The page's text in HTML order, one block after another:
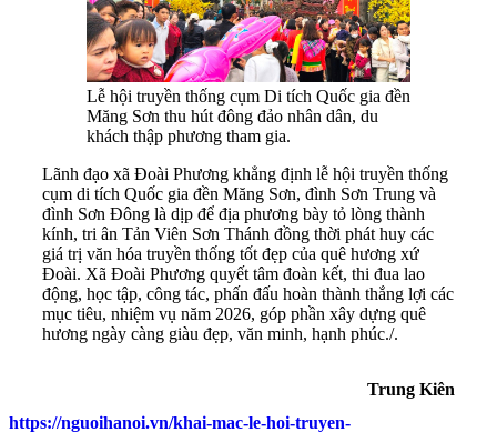
Lễ hội truyền thống cụm Di tích Quốc gia đền
Măng Sơn thu hút đông đảo nhân dân, du
khách thập phương tham gia.
Lãnh đạo xã Đoài Phương khẳng định lễ hội truyền thống
cụm di tích Quốc gia đền Măng Sơn, đình Sơn Trung và
đình Sơn Đông là dịp để địa phương bày tỏ lòng thành
kính, tri ân Tản Viên Sơn Thánh đồng thời phát huy các
giá trị văn hóa truyền thống tốt đẹp của quê hương xứ
Đoài. Xã Đoài Phương quyết tâm đoàn kết, thi đua lao
động, học tập, công tác, phấn đấu hoàn thành thắng lợi các
mục tiêu, nhiệm vụ năm 2026, góp phần xây dựng quê
hương ngày càng giàu đẹp, văn minh, hạnh phúc./.
Trung Kiên
https://nguoihanoi.vn/khai-mac-le-hoi-truyen-